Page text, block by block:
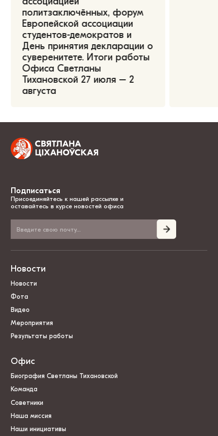
политзаключённых, форум
Европейской ассоциации
студентов-демократов и
День принятия декларации о
суверенитете. Итоги работы
Офиса Светланы
Тихановской 27 июля – 2
августа
Подписаться
Присоединяйтесь к нашей рассылке и
оставайтесь в курсе новостей офиса
Новости
Новости
Фота
Видео
Мероприятия
Результаты работы
Офис
Биография Светланы Тихановской
Команда
Советники
Наша миссия
Наши инициативы